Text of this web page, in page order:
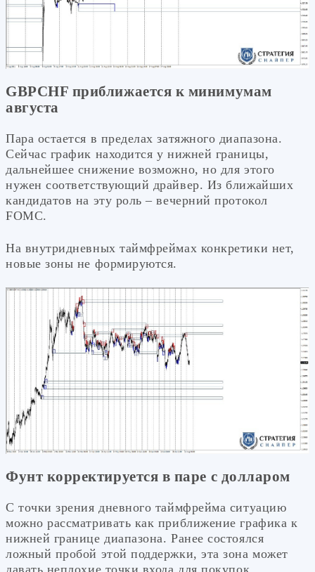
GBPCHF приближается к минимумам
августа
Пара остается в пределах затяжного диапазона.
Сейчас график находится у нижней границы,
дальнейшее снижение возможно, но для этого
нужен соответствующий драйвер. Из ближайших
кандидатов на эту роль – вечерний протокол
FOMC.
На внутридневных таймфреймах конкретики нет,
новые зоны не формируются.
Фунт корректируется в паре с долларом
С точки зрения дневного таймфрейма ситуацию
можно рассматривать как приближение графика к
нижней границе диапазона. Ранее состоялся
ложный пробой этой поддержки, эта зона может